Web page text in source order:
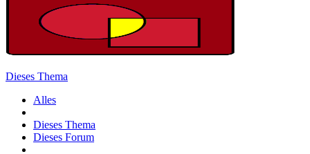
Dieses Thema
Alles
Dieses Thema
Dieses Forum